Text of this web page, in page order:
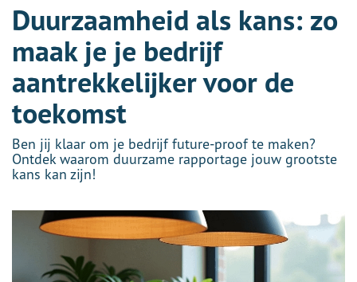
Duurzaamheid als kans: zo
maak je je bedrijf
aantrekkelijker voor de
toekomst
Ben jij klaar om je bedrijf future-proof te maken?
Ontdek waarom duurzame rapportage jouw grootste
kans kan zijn!